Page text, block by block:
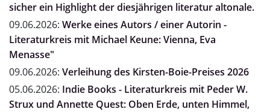
sicher ein Highlight der diesjährigen literatur altonale.
09.06.2026: Werke eines Autors / einer Autorin -
Literaturkreis mit Michael Keune: Vienna, Eva
Menasse"
09.06.2026: Verleihung des Kirsten-Boie-Preises 2026
05.06.2026: Indie Books - Literaturkreis mit Peder W.
Strux und Annette Quest: Oben Erde, unten Himmel,